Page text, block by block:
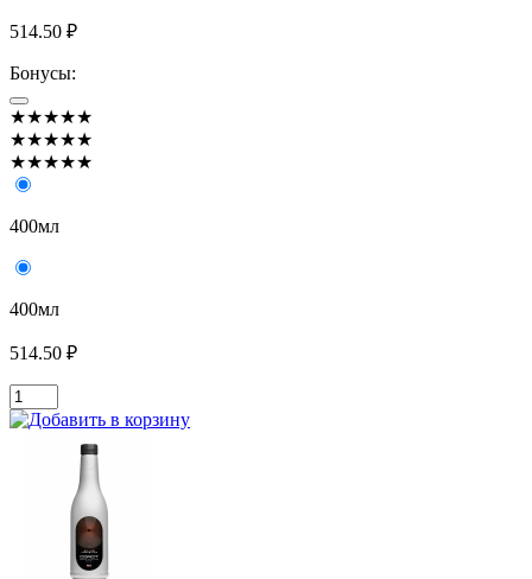
514.50 ₽
Бонусы:
★★★★★
★★★★★
★★★★★
400мл
400мл
514.50 ₽